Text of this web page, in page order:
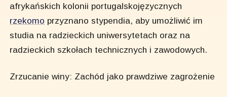
afrykańskich kolonii portugalskojęzycznych
rzekomo przyznano stypendia, aby umożliwić im
studia na radzieckich uniwersytetach oraz na
radzieckich szkołach technicznych i zawodowych.
Zrzucanie winy: Zachód jako prawdziwe zagrożenie